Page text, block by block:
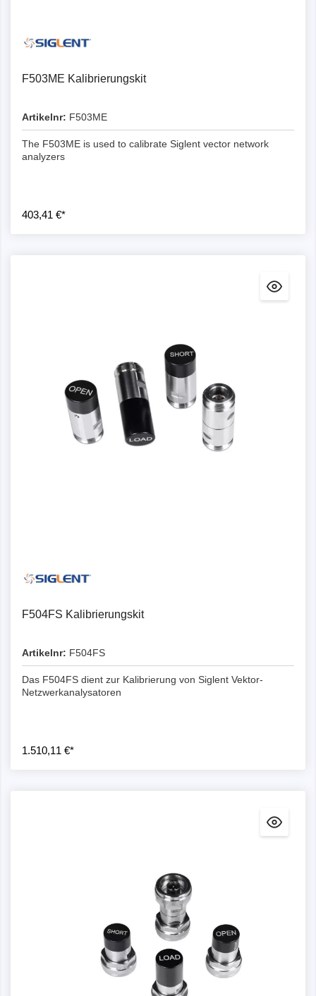
F503ME Kalibrierungskit
Artikelnr: F503ME
The F503ME is used to calibrate Siglent vector network
analyzers
403,41 €*
F504FS Kalibrierungskit
Artikelnr: F504FS
Das F504FS dient zur Kalibrierung von Siglent Vektor-
Netzwerkanalysatoren
1.510,11 €*